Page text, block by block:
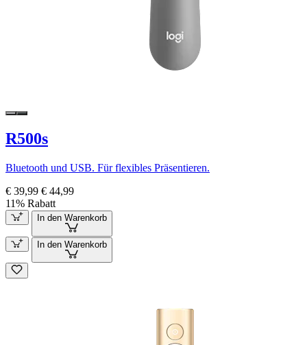
R500s
Bluetooth und USB. Für flexibles Präsentieren.
€ 39,99 € 44,99
11% Rabatt
In den Warenkorb
In den Warenkorb